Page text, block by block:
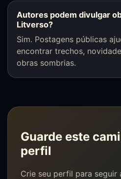
Autores podem divulgar
Litverso?
Sim. Postagens públicas
encontrar trechos,
obras sombrias.
Guarde este
perfil
Crie seu perfil para seguir